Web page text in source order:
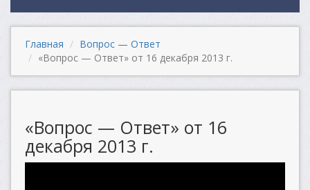
Главная
Вопрос — Ответ
«Вопрос — Ответ» от 16 декабря 2013 г.
«Вопрос — Ответ» от 16
декабря 2013 г.